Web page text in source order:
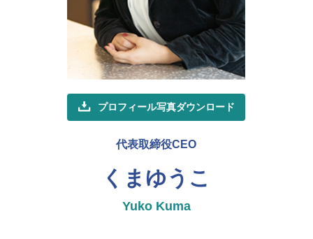
プロフィール写真ダウンロード
代表取締役CEO
くまゆうこ
Yuko Kuma